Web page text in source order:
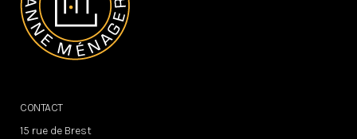
CONTACT
15 rue de Brest